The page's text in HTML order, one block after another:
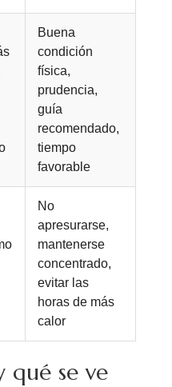
Buena
condición
física,
prudencia,
guía
recomendado,
tiempo
favorable
No
apresurarse,
mantenerse
concentrado,
evitar las
horas de más
calor
qué se ve